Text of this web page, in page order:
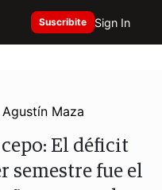
Suscribite Sign In
Agustín Maza
El déficit
semestre fue el